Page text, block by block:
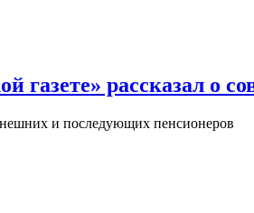
рассказал о
и последующих пенсионеров